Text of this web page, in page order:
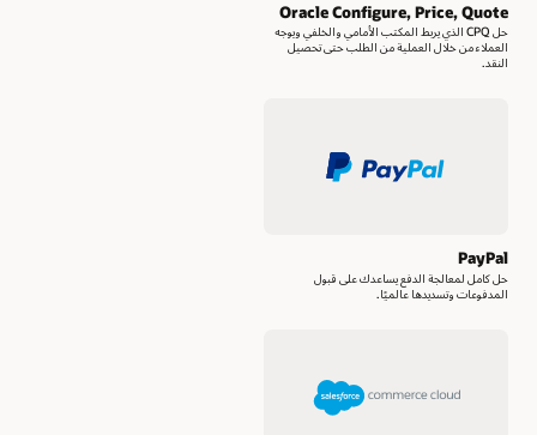
Oracle Configure, Price, Quote
حل CPQ الذي يربط المكتب الأمامي والخلفي ويوجه
العملاء من خلال العملية من الطلب حتى تحصيل
النقد.
PayPal
حل كامل لمعالجة الدفع يساعدك على قبول
المدفوعات وتسديدها عالميًا.